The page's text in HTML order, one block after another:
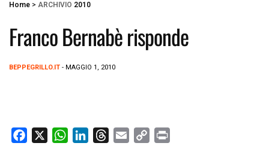
Home > ARCHIVIO 2010
Franco Bernabè risponde
BEPPEGRILLO.IT - MAGGIO 1, 2010
W